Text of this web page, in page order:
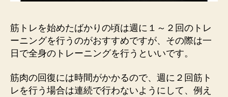
筋トレを始めたばかりの頃は週に１～２回のトレ
ーニングを行うのがおすすめですが、その際は一
日で全身のトレーニングを行うといいです。
筋肉の回復には時間がかかるので、週に２回筋ト
レを行う場合は連続で行わないようにして、例え